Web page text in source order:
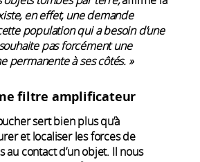
en effet, une demande
population qui a besoin d’une
pas forcément une
permanente à ses côtés. »
filtre amplificateur
sert bien plus qu’à
et localiser les forces de
au contact d’un objet. Il nous